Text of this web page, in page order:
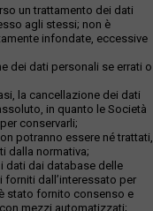
un trattamento dei dati
agli stessi; non è
infondate, eccessive
dei dati personali se errati o
la cancellazione dei dati
in quanto le Società
conservarli;
potranno essere né trattati,
dalla normativa;
dati dai database delle
forniti dall’interessato per
stato fornito consenso e
mezzi automatizzati;